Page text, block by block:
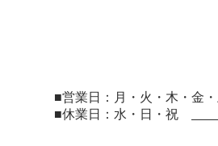
■営業日：月・火・木・金
■休業日：水・日・祝